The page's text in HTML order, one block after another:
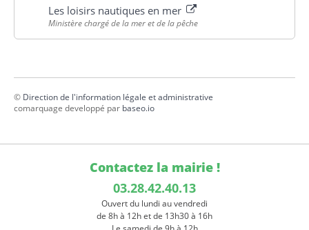
Les loisirs nautiques en mer
Ministère chargé de la mer et de la pêche
© Direction de l'information légale et administrative
comarquage developpé par baseo.io
Contactez la mairie !
03.28.42.40.13
Ouvert du lundi au vendredi
de 8h à 12h et de 13h30 à 16h